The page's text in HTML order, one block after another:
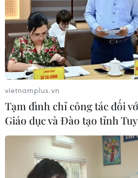
Các tỉnh Nam Trung Bộ và
hợp tác trong nhiều lĩnh
01/03/2023 07:17
Quan hệ ngoại giao Việt Nam-Ấn
mẽ trong 50 năm qua và nhiều
bày tỏ quan tâm muốn đầu tư,
vietnamplus.vn
Tạm đình chỉ công tác đối
Giáo dục và Đào tạo tỉnh